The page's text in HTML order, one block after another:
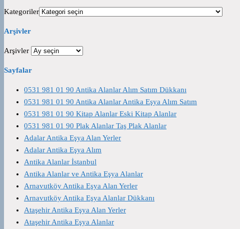
Kategoriler
Arşivler
Arşivler
Sayfalar
0531 981 01 90 Antika Alanlar Alım Satım Dükkanı
0531 981 01 90 Antika Alanlar Antika Eşya Alım Satım
0531 981 01 90 Kitap Alanlar Eski Kitap Alanlar
0531 981 01 90 Plak Alanlar Taş Plak Alanlar
Adalar Antika Eşya Alan Yerler
Adalar Antika Eşya Alım
Antika Alanlar İstanbul
Antika Alanlar ve Antika Eşya Alanlar
Arnavutköy Antika Eşya Alan Yerler
Arnavutköy Antika Eşya Alanlar Dükkanı
Ataşehir Antika Eşya Alan Yerler
Ataşehir Antika Eşya Alanlar